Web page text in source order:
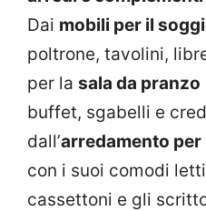
Dai mobili per il
poltrone, tavolini,
per la sala da pranzo
buffet, sgabelli e
dall’arredamento per
con i suoi comodi
cassettoni e gli